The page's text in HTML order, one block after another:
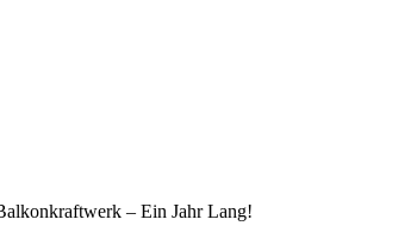
– Ein Jahr Lang!